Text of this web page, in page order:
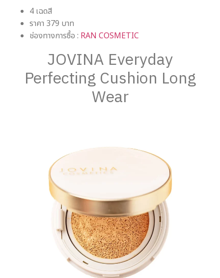
4 เฉดสี
ราคา 379 บาท
ช่องทางการซื้อ : RAN COSMETIC
JOVINA Everyday
Perfecting Cushion Long
Wear